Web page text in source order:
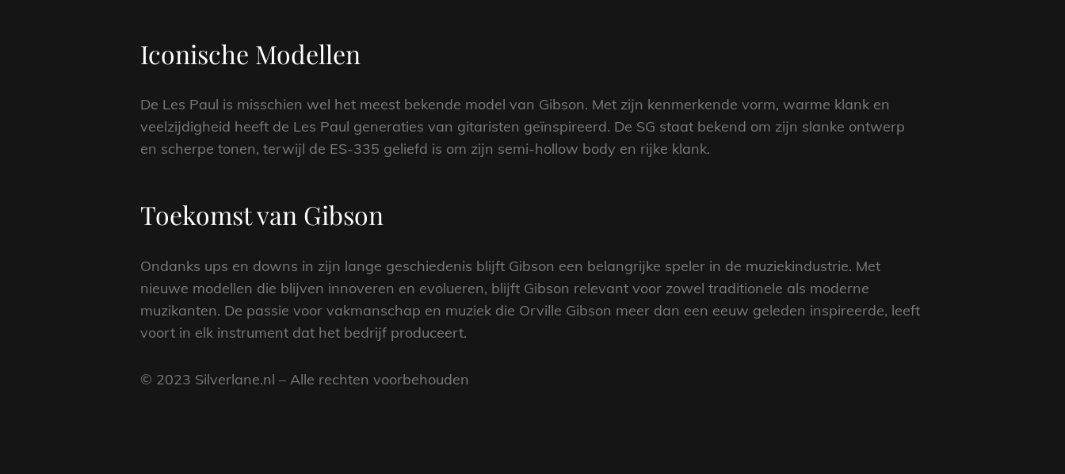
Iconische Modellen
De Les Paul is misschien wel het meest bekende model van Gibson. Met zijn kenmerkende vorm, warme klank en
veelzijdigheid heeft de Les Paul generaties van gitaristen geïnspireerd. De SG staat bekend om zijn slanke ontwerp
en scherpe tonen, terwijl de ES-335 geliefd is om zijn semi-hollow body en rijke klank.
Toekomst van Gibson
Ondanks ups en downs in zijn lange geschiedenis blijft Gibson een belangrijke speler in de muziekindustrie. Met
nieuwe modellen die blijven innoveren en evolueren, blijft Gibson relevant voor zowel traditionele als moderne
muzikanten. De passie voor vakmanschap en muziek die Orville Gibson meer dan een eeuw geleden inspireerde, leeft
voort in elk instrument dat het bedrijf produceert.
© 2023 Silverlane.nl – Alle rechten voorbehouden